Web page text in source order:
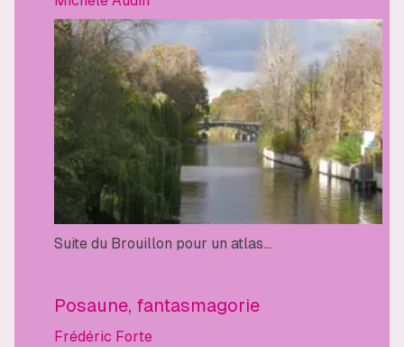
Suite du Brouillon pour un atlas...
Posaune, fantasmagorie
Frédéric Forte